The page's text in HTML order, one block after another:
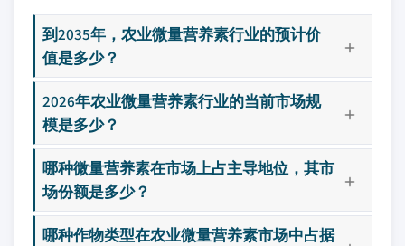
到2035年，农业微量营养素行业的预计价
值是多少？
2026年农业微量营养素行业的当前市场规
模是多少？
哪种微量营养素在市场上占主导地位，其市
场份额是多少？
哪种作物类型在农业微量营养素市场中占据